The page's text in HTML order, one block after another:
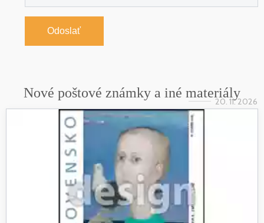
Odoslať
Nové poštové známky a iné materiály
20. 11. 2026